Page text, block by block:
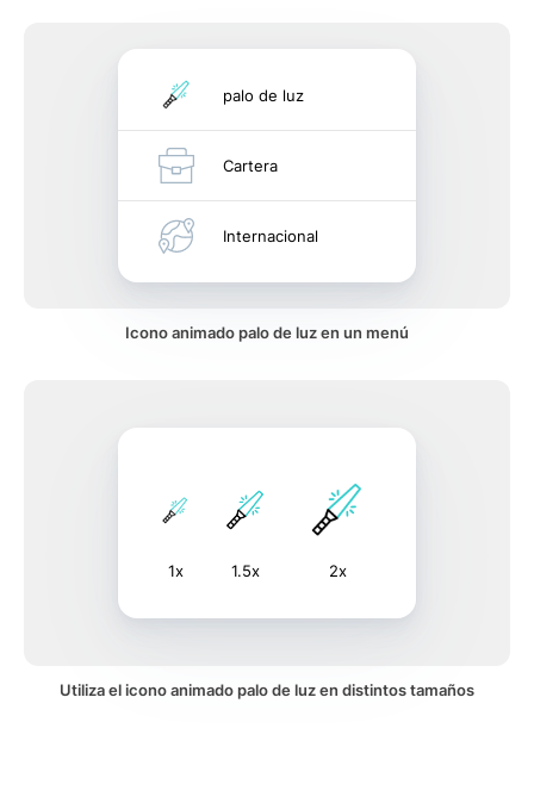
palo de luz
Cartera
Internacional
Icono animado palo de luz en un menú
1x 1.5x 2x
Utiliza el icono animado palo de luz en distintos tamaños